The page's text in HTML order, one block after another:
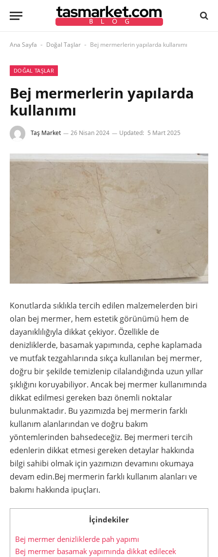
Ana Sayfa - Doğal Taşlar - Bej mermerlerin yapılarda kullanımı
DOĞAL TAŞLAR
Bej mermerlerin yapılarda
kullanımı
Taş Market 26 Nisan 2024 Updated: 5 Mart 2025
Konutlarda sıklıkla tercih edilen malzemelerden biri
olan bej mermer, hem estetik görünümü hem de
dayanıklılığıyla dikkat çekiyor. Özellikle de
denizliklerde, basamak yapımında, cephe kaplamada
ve mutfak tezgahlarında sıkça kullanılan bej mermer,
doğru bir şekilde temizlenip cilalandığında uzun yıllar
şıklığını koruyabiliyor. Ancak bej mermer kullanımında
dikkat edilmesi gereken bazı önemli noktalar
bulunmaktadır. Bu yazımızda bej mermerin farklı
kullanım alanlarından ve doğru bakım
yöntemlerinden bahsedeceğiz. Bej mermeri tercih
edenlerin dikkat etmesi gereken detaylar hakkında
bilgi sahibi olmak için yazımızın devamını okumaya
devam edin.Bej mermerin farklı kullanım alanları ve
bakımı hakkında ipuçları.
İçindekiler
Bej mermer denizliklerde pah yapımı
Bej mermer basamak yapımında dikkat edilecek